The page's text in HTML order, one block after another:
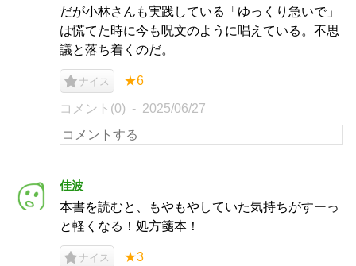
だが小林さんも実践している「ゆっくり急いで」
は慌てた時に今も呪文のように唱えている。不思
議と落ち着くのだ。
ナイス ★6
コメント(0) 2025/06/27
佳波
本書を読むと、もやもやしていた気持ちがすーっ
と軽くなる！処方箋本！
ナイス ★3